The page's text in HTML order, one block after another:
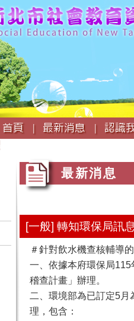
首頁 | 最新消息 | 認識
最新消息
[一般] 轉知環保局訊
＃針對飲水機查核輔導
一、依據本府環保局
稽查計畫」辦理。
二、環境部為已訂定5
理，包含：